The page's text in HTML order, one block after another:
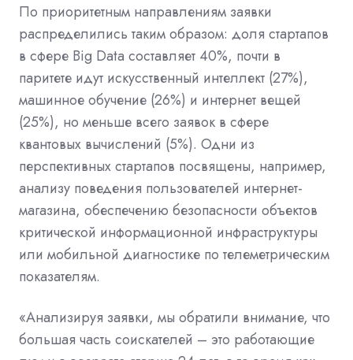
По приоритетным направлениям заявки
распределились таким образом: доля стартапов
в сфере Big Data составляет 40%, почти в
паритете идут искусственный интеллект (27%),
машинное обучение (26%) и интернет вещей
(25%), но меньше всего заявок в сфере
квантовых вычислений (5%). Одни из
перспективных стартапов посвящены, например,
анализу поведения пользователей интернет-
магазина, обеспечению безопасности объектов
критической информационной инфраструктуры
или мобильной диагностике по телеметрическим
показателям.
«Анализируя заявки, мы обратили внимание, что
большая часть соискателей – это работающие